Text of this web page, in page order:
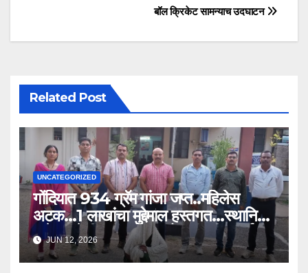
बॉल क्रिकेट सामन्याच उदघाटन
Related Post
UNCATEGORIZED
गोंदियात 934 ग्रॅम गांजा जप्त..महिलेस
अटक…1 लाखांचा मुद्देमाल हस्तगत…स्थानिक
गुन्हे शाखेची कारवाई…”अवैध अंमली पदार्थ
विरोधात मोहीम सुरू…
JUN 12, 2026